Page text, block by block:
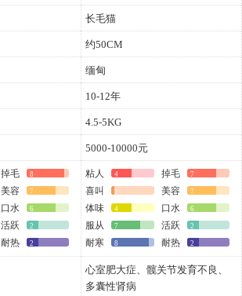
长毛猫
约50CM
缅甸
10-12年
4.5-5KG
5000-10000元
掉毛 8
美容 7
口水 6
活跃 2
耐热 2
粘人 4 掉毛 7
喜叫 1 美容 7
体味 4 口水 6
服从 7 活跃 2
耐寒 8 耐热 2
心室肥大症、髋关节发育不良、
多囊性肾病